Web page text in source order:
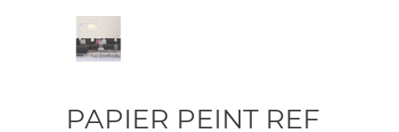
PAPIER PEINT REF